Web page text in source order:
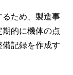
ため、製造事
的に機体の点
記録を作成す